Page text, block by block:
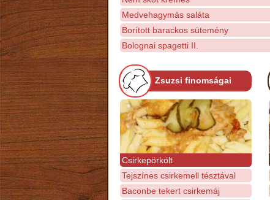
Medvehagymás saláta
Borított barackos sütemény
Bolognai spagetti II.
Zsuzsi finomságai
Csirkepörkölt
Tejszínes csirkemell tésztával
Baconbe tekert csirkemáj